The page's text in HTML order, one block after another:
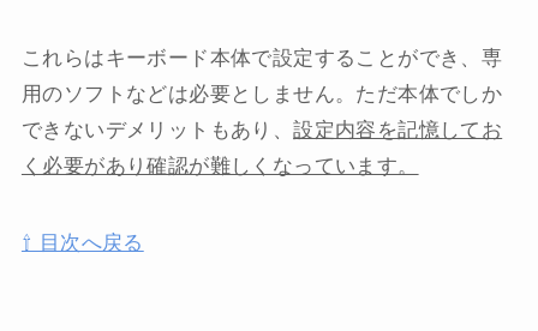
これらはキーボード本体で設定することができ、専
用のソフトなどは必要としません。ただ本体でしか
できないデメリットもあり、設定内容を記憶してお
く必要があり確認が難しくなっています。
⇧ 目次へ戻る